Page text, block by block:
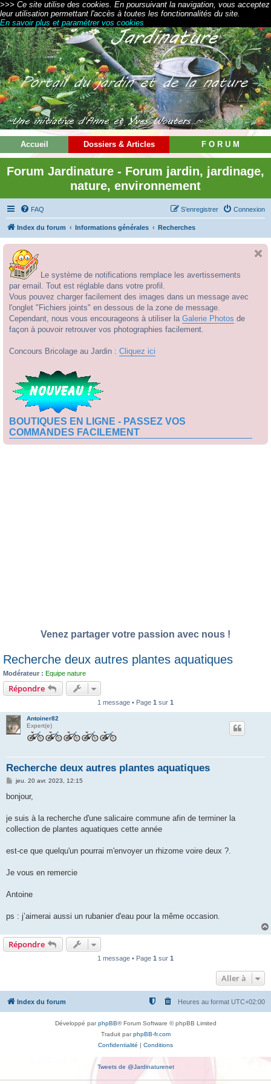
>>> Ce site utilise des cookies. En poursuivant la navigation, vous acceptez
leur utilisation permettant l'accès à toutes les fonctionnalités du site.
En savoir plus et paramétrer vos cookies
Accueil Dossiers & Articles F O R U M
Forum Jardinature - Forum jardin, jardinage,
nature, environnement
FAQ Connexion
S’enregistrer
Index du forum Informations générales Recherches
Le système de notifications remplace les avertissements
par email. Tout est réglable dans votre profil.
Vous pouvez charger facilement des images dans un message avec
l'onglet "Fichiers joints" en dessous de la zone de message.
Cependant, nous vous encourageons à utiliser la Galerie Photos de
façon à pouvoir retrouver vos photographies facilement.
Concours Bricolage au Jardin : Cliquez ici
BOUTIQUES EN LIGNE - PASSEZ VOS
COMMANDES FACILEMENT
Venez partager votre passion avec nous !
Recherche deux autres plantes aquatiques
Modérateur : Equipe nature
Répondre
1 message • Page 1 sur 1
Antoiner82
Expert(e)
Recherche deux autres plantes aquatiques
M
s
g
jeu. 20 avr. 2023, 12:15
bonjour,
je suis à la recherche d'une salicaire commune afin de terminer la
collection de plantes aquatiques cette année
est-ce que quelqu'un pourrai m'envoyer un rhizome voire deux ?.
Je vous en remercie
Antoine
ps : j’aimerai aussi un rubanier d'eau pour la même occasion.
Répondre
1 message • Page 1 sur 1
Aller à
Index du forum Heures au format UTC+02:00
Développé parphpBB® Forum Software © phpBB Limited
Traduit parphpBB-fr.com
Confidentialité | Conditions
Tweets de @Jardinaturenet